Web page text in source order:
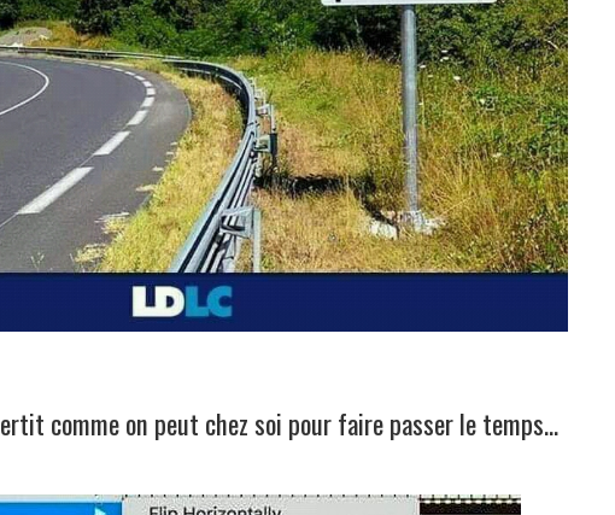
comme on peut chez soi pour faire passer le temps…